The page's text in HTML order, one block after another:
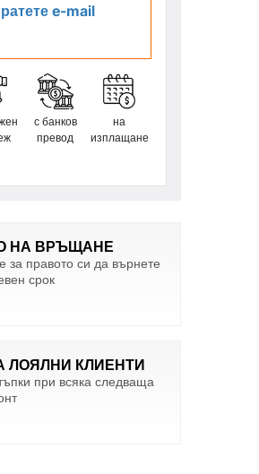
e-mail
с банков
превод
на
изплащане
НА ВРЪЩАНЕ
за правото си да върнете
срок
ЛОЯЛНИ КЛИЕНТИ
при всяка следваща